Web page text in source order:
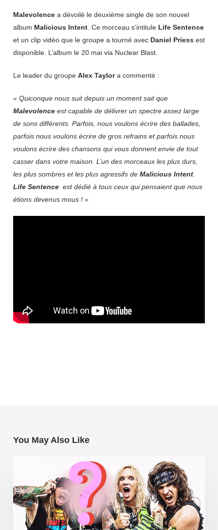
Malevolencea dévoilé le deuxième single de son nouvel
album Malicious Intent. Ce morceau s’intitule Life Sentence
et un clip vidéo que le groupe a tourné avec Daniel Priess est
disponible. L’album le 20 mai via Nuclear Blast.
Le leader du groupe Alex Taylora commenté :
« Quiconque nous suit depuis un moment sait que
Malevolenceest capable de délivrer un spectre assez large
de sons différents. Parfois, nous voulons écrire des ballades,
parfois nous voulons écrire de gros refrains et parfois nous
voulons écrire des chansons qui vous donnent envie de tout
casser dans votre maison. L’un des morceaux les plus durs,
les plus sombres et les plus agressifs de Malicious Intent.
Life Sentenceest dédié à tous ceux qui pensaient que nous
étions devenus mous ! »
You May Also Like